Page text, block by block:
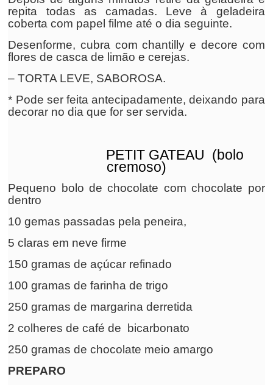
repita todas as camadas. Leve à geladeira
coberta com papel filme até o dia seguinte.
Desenforme, cubra com chantilly e decore com
flores de casca de limão e cerejas.
– TORTA LEVE, SABOROSA.
* Pode ser feita antecipadamente, deixando para
decorar no dia que for ser servida.
PETIT GATEAU (bolo
cremoso)
Pequeno bolo de chocolate com chocolate por
dentro
10 gemas passadas pela peneira,
5 claras em neve firme
150 gramas de açúcar refinado
100 gramas de farinha de trigo
250 gramas de margarina derretida
2 colheres de café de bicarbonato
250 gramas de chocolate meio amargo
PREPARO